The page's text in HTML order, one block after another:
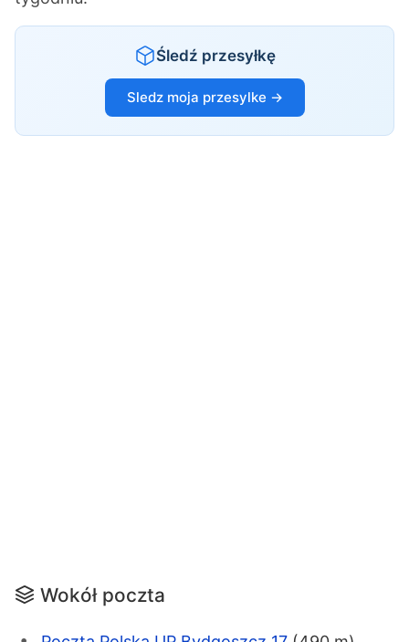
Śledź przesyłkę
Sledz moja przesylke →
Wokół poczta